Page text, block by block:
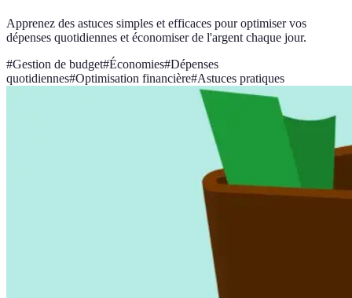
Apprenez des astuces simples et efficaces pour optimiser vos
dépenses quotidiennes et économiser de l'argent chaque jour.
#Gestion de budget#Économies#Dépenses
quotidiennes#Optimisation financière#Astuces pratiques